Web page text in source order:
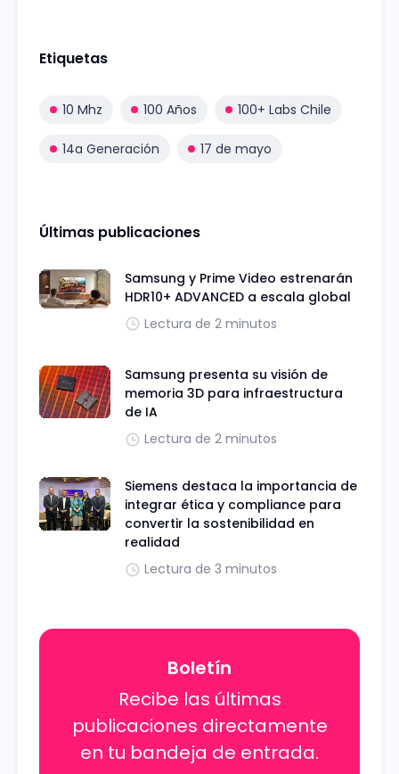
Etiquetas
10 Mhz 100 Años 100+ Labs Chile
14a Generación 17 de mayo
Últimas publicaciones
Samsung y Prime Video estrenarán
HDR10+ ADVANCED a escala global
Lectura de 2 minutos
Samsung presenta su visión de
memoria 3D para infraestructura
de IA
Lectura de 2 minutos
Siemens destaca la importancia de
integrar ética y compliance para
convertir la sostenibilidad en
realidad
Lectura de 3 minutos
Boletín
Recibe las últimas
publicaciones directamente
en tu bandeja de entrada.